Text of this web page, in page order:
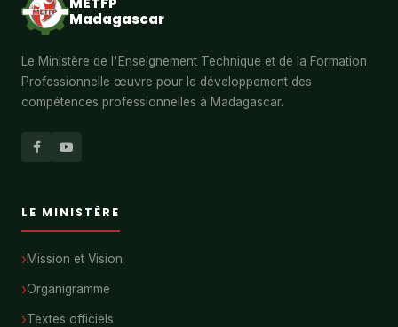
Madagascar
Le Ministère de l'Enseignement Technique et de la Formation
Professionnelle œuvre pour le développement des
compétences professionnelles à Madagascar.
LE MINISTÈRE
Mission et Vision
Organigramme
Textes officiels